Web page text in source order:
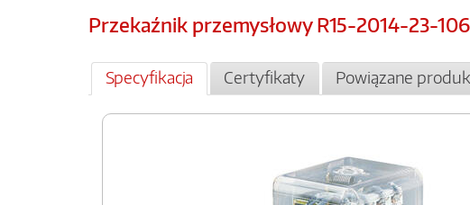
Przekaźnik przemysłowy R15-2014-23-
Specyfikacja Certyfikaty Powiązane